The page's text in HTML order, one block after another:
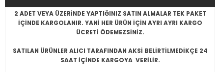
2 ADET VEYA ÜZERİNDE YAPTIĞINIZ SATIN ALMALAR TEK PAKET
İÇİNDE KARGOLANIR. YANİ HER ÜRÜN İÇİN AYRI AYRI KARGO
ÜCRETİ ÖDEMEZSİNİZ.
SATILAN ÜRÜNLER ALICI TARAFINDAN AKSİ BELİRTİLMEDİKÇE 24
SAAT İÇİNDE KARGOYA VERİLİR.